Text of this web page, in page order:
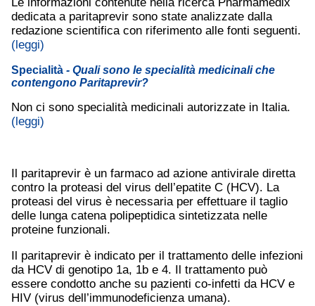
dedicata a paritaprevir sono state analizzate dalla
redazione scientifica con riferimento alle fonti seguenti.
(leggi)
Specialità - Quali sono le specialità medicinali che
contengono Paritaprevir?
Non ci sono specialità medicinali autorizzate in Italia.
(leggi)
Il paritaprevir è un farmaco ad azione antivirale diretta
contro la proteasi del virus dell’epatite C (HCV). La
proteasi del virus è necessaria per effettuare il taglio
delle lunga catena polipeptidica sintetizzata nelle
proteine funzionali.
Il paritaprevir è indicato per il trattamento delle infezioni
da HCV di genotipo 1a, 1b e 4. Il trattamento può
essere condotto anche su pazienti co-infetti da HCV e
HIV (virus dell’immunodeficienza umana).